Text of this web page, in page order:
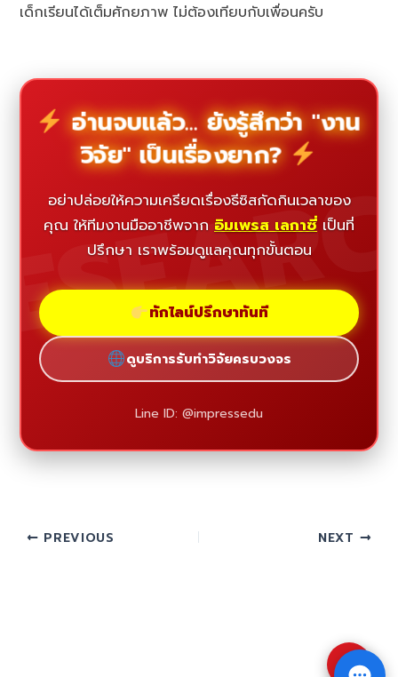
เด็กเรียนได้เต็มศักยภาพ ไม่ต้องเทียบกับเพื่อนครับ
อ่านจบแล้ว... ยังรู้สึกว่า "งาน
วิจัย" เป็นเรื่องยาก?
อย่าปล่อยให้ความเครียดเรื่องธีซิสกัดกินเวลาของ
คุณ ให้ทีมงานมืออาชีพจาก อิมเพรส เลกาซี่ เป็นที่
ปรึกษา เราพร้อมดูแลคุณทุกขั้นตอน
ทักไลน์ปรึกษาทันที
ดูบริการรับทำวิจัยครบวงจร
Line ID: @impressedu
PREVIOUS NEXT
⇧